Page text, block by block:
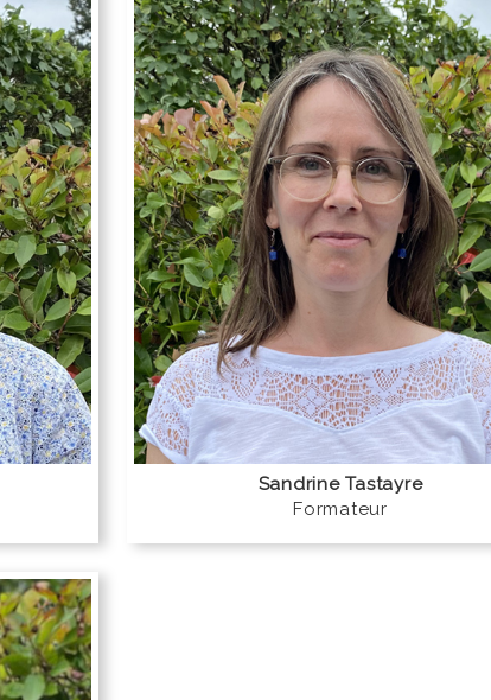
Sandrine Tastayre
Formateur